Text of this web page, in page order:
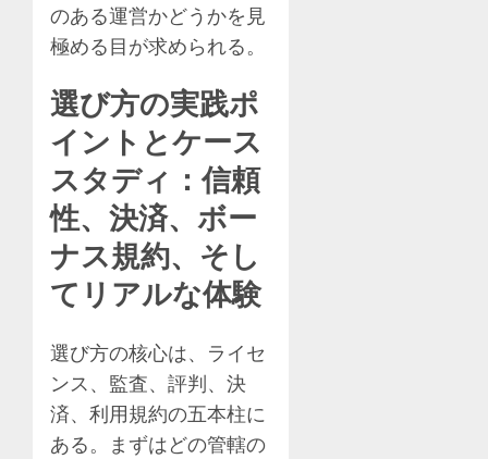
のある運営かどうかを見
極める目が求められる。
選び方の実践ポ
イントとケース
スタディ：信頼
性、決済、ボー
ナス規約、そし
てリアルな体験
選び方の核心は、ライセ
ンス、監査、評判、決
済、利用規約の五本柱に
ある。まずはどの管轄の